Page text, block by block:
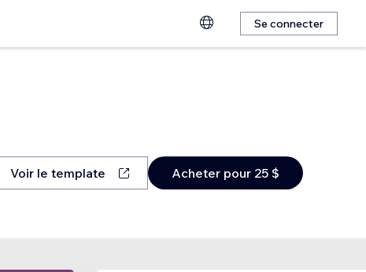
Se connecter
Voir le template Acheter pour 25 $